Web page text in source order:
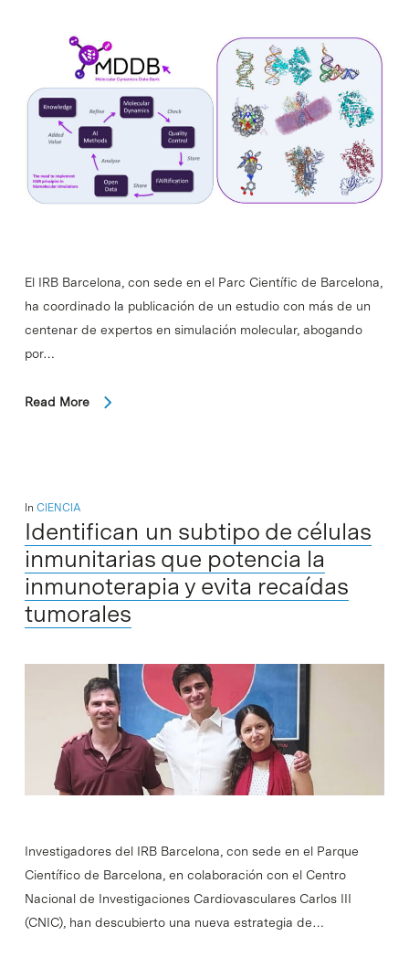
El IRB Barcelona, ​​con sede en el Parc Científic de Barcelona,
​​ha coordinado la publicación de un estudio con más de un
centenar de expertos en simulación molecular, abogando
por…
Read More
In CIENCIA
Identifican un subtipo de células
inmunitarias que potencia la
inmunoterapia y evita recaídas
tumorales
Investigadores del IRB Barcelona, con sede en el Parque
Científico de Barcelona, en colaboración con el Centro
Nacional de Investigaciones Cardiovasculares Carlos III
(CNIC), han descubierto una nueva estrategia de…